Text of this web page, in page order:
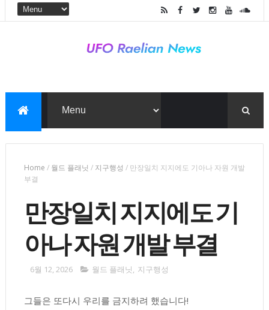
Home / 월드 플래닛 / 지구행성 / 만장일치 지지에도 기아나 자원 개발
부결
만장일치 지지에도 기
아나 자원 개발 부결
6월 12, 2026 월드 플래닛, 지구행성
그들은 또다시 우리를 금지하려 했습니다!